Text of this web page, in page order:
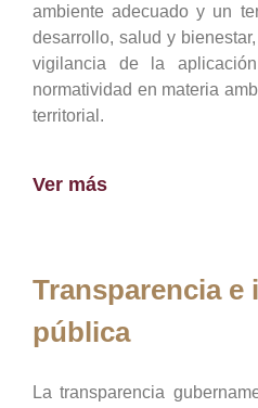
ambiente adecuado y un
desarrollo, salud y
vigilancia de la
normatividad en materia
territorial.
Ver más
Transparencia e
pública
La transparencia